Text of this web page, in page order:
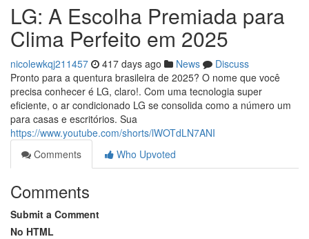
LG: A Escolha Premiada para
Clima Perfeito em 2025
nicolewkqj211457 417 days ago News
Discuss
Pronto para a quentura brasileira de 2025? O nome que você
precisa conhecer é LG, claro!. Com uma tecnologia super
eficiente, o ar condicionado LG se consolida como a número um
para casas e escritórios. Sua
https://www.youtube.com/shorts/lWOTdLN7ANI
Comments
Who Upvoted
Comments
Submit a Comment
No HTML